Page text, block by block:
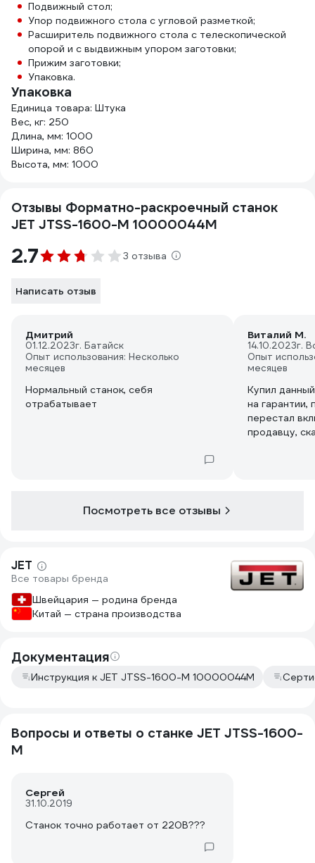
Подвижный стол;
Упор подвижного стола с угловой разметкой;
Расширитель подвижного стола с телескопической
опорой и с выдвижным упором заготовки;
Прижим заготовки;
Упаковка.
Упаковка
Единица товара: Штука
Вес, кг: 250
Длина, мм: 1000
Ширина, мм: 860
Высота, мм: 1000
Отзывы Форматно-раскроечный станок
JET JTSS-1600-M 10000044M
2.7 3 отзыва
Написать отзыв
Дмитрий
01.12.2023г. Батайск
Опыт использования: Несколько
месяцев
Нормальный станок, себя
отрабатывает
Виталий М.
14.10.2023г.
Опыт
месяцев
Купил
на гарантии,
перестал
продавцу,
так как был
"копеечку" с
Посмотреть все отзывы
JET
Все товары бренда
Швейцария — родина бренда
Китай — страна производства
Документация
Инструкция к JET JTSS-1600-M 10000044M
Вопросы и ответы о станке JET JTSS-1600-
M
Сергей
31.10.2019
Станок точно работает от 220В???